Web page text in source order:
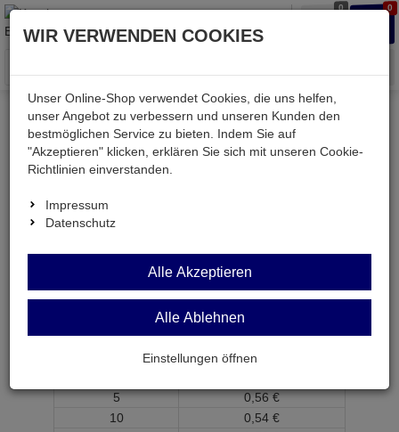
0 0
Menü
Weiter einkaufen Kessler electronic TL062CP
TL062CP
529102;0
ab Menge
Preis je Stück
5
0,56 €
10
0, 54 €
WIR VERWENDEN COOKIES
Unser Online-Shop verwendet Cookies, die uns helfen,
unser Angebot zu verbessern und unseren Kunden den
bestmöglichen Service zu bieten. Indem Sie auf
"Akzeptieren" klicken, erklären Sie sich mit unseren Cookie-
Richtlinien einverstanden.
Impressum
Datenschutz
Alle Akzeptieren
Alle Ablehnen
Einstellungen öffnen